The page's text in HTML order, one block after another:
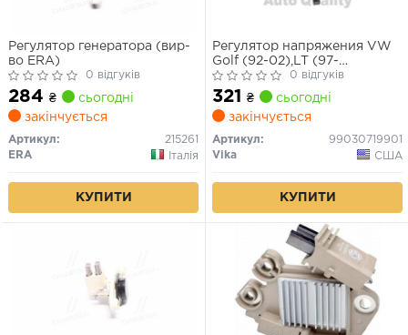
Регулятор генератора (вир-
во ERA)
0 відгуків
284 ₴
сьогодні
закінчується
Артикул:
215261
ERA
Італія
КУПИТИ
Регулятор напряжения VW
Golf (92-02),LT (97-
03),Passat (88-00),T4 (91-
04)/Audi A4 (95-99),A6 (95-
01),A8 (94-03)
(99030719901) VIKA
0 відгуків
321 ₴
сьогодні
закінчується
Артикул:
99030719901
Vika
США
КУПИТИ